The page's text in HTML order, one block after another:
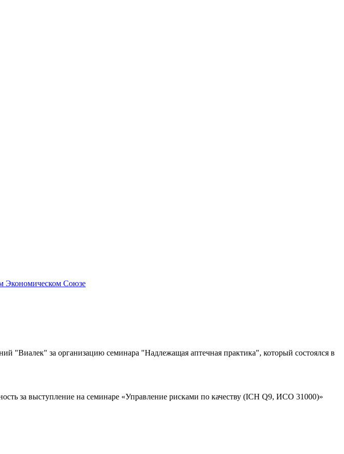
Экономическом Союзе
"Виалек" за организацию семинара "Надлежащая аптечная практика", который состоялся в
за выступление на семинаре «Управление рисками по качеству (ICH Q9, ИСО 31000)»